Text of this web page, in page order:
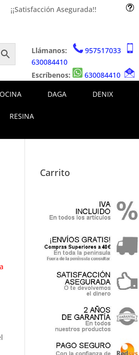
¡¡Satisfacción Asegurada!! t
Llámanos:
957517033
630084410
Escríbenos:
630084410
DAGA DENIX
RESINA
Carrito